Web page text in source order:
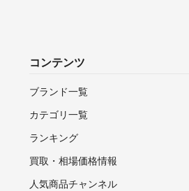
コンテンツ
ブランド一覧
カテゴリ一覧
ランキング
買取・相場価格情報
人気商品チャンネル